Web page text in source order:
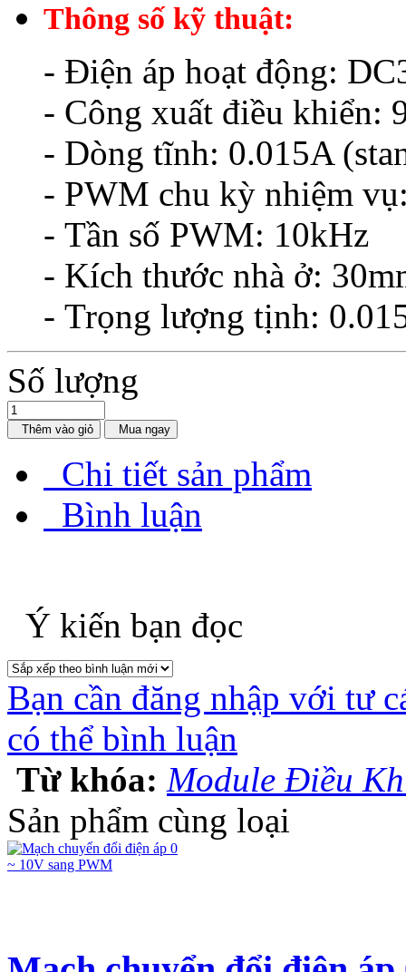
Thông số kỹ thuật:
- Điện áp hoạt động:
- Công xuất điều khiển:
- Dòng tĩnh: 0.015A
- PWM chu kỳ nhiệm
- Tần số PWM: 10kHz
- Kích thước nhà ở:
- Trọng lượng tịnh:
Số lượng
Thêm vào giỏ Mua ngay
Chi tiết sản phẩm
Bình luận
Ý kiến bạn đọc
Bạn cần đăng nhập với tư
có thể bình luận
Từ khóa: Module Điều
Sản phẩm cùng loại